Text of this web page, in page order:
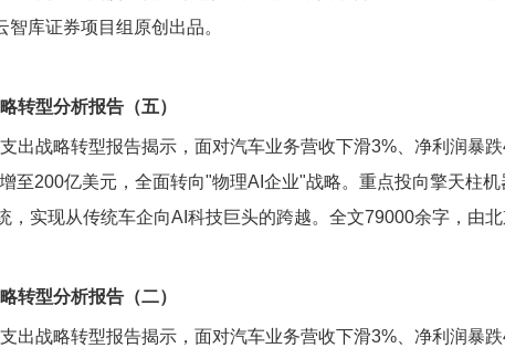
库证券项目组原创出品。
转型分析报告（五）
出战略转型报告揭示，面对汽车业务营收下滑3%、净利润暴
至200亿美元，全面转向"物理AI企业"战略。重点投向擎天柱
，实现从传统车企向AI科技巨头的跨越。全文79000余字，由
转型分析报告（二）
出战略转型报告揭示，面对汽车业务营收下滑3%、净利润暴